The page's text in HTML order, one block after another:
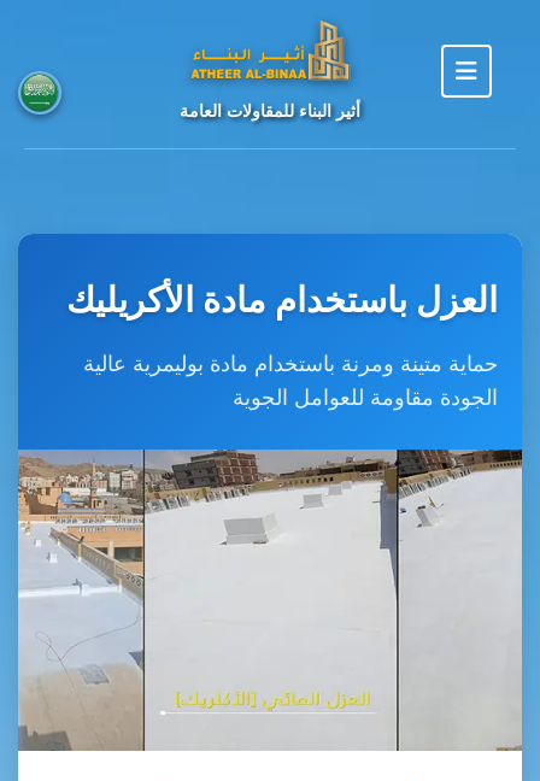
أثير البناء للمقاولات العامة
العزل باستخدام مادة الأكريليك
حماية متينة ومرنة باستخدام مادة بوليمرية عالية
الجودة مقاومة للعوامل الجوية